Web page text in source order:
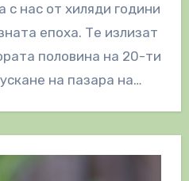
нас от хиляди години
епоха. Те излизат
половина на 20-ти
на пазара на…